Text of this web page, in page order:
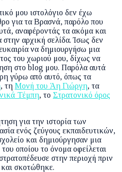
μου ιστολόγιο δεν έχω
για τα Βρασνά, παρόλο που
αναφέροντάς τα ακόμα και
αρχική σελίδα. Ίσως δεν
να δημιουργήσω μια
του χωριού μου, δίχως να
στο blog μου. Παρόλα αυτά
γύρω από αυτό, όπως τα
, τη Μονή του Άη Γιώργη, τα
Τέμπη, το Στρατονικό όρος
για την ιστορία των
ενός ζεύγους εκπαιδευτικών,
και δημιούργησαν μια
οποίου το όνομα οφείλεται
στην περιοχή πριν
σκοτώθηκε.